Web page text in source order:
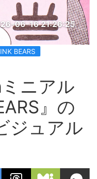
06-16 21:26:25
BEARS
ニアル
』の
ジュアル